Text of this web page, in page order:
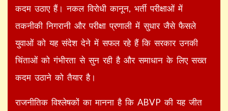
कदम उठाए हैं। नकल विरोधी कानून, भर्ती परीक्षाओं में
तकनीकी निगरानी और परीक्षा प्रणाली में सुधार जैसे फैसले
युवाओं को यह संदेश देने में सफल रहे हैं कि सरकार उनकी
चिंताओं को गंभीरता से सुन रही है और समाधान के लिए सख्त
कदम उठाने को तैयार है।
राजनीतिक विश्लेषकों का मानना है कि ABVP की यह जीत